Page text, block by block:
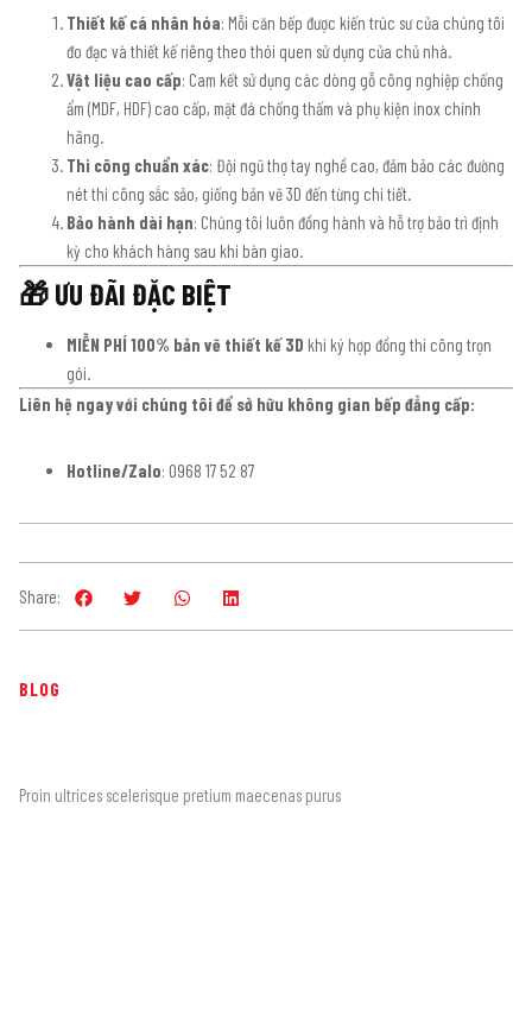
Thiết kế cá nhân hóa: Mỗi căn bếp được kiến trúc sư của chúng tôi
đo đạc và thiết kế riêng theo thói quen sử dụng của chủ nhà.
Vật liệu cao cấp: Cam kết sử dụng các dòng gỗ công nghiệp chống
ẩm (MDF, HDF) cao cấp, mặt đá chống thấm và phụ kiện inox chính
hãng.
Thi công chuẩn xác: Đội ngũ thợ tay nghề cao, đảm bảo các đường
nét thi công sắc sảo, giống bản vẽ 3D đến từng chi tiết.
Bảo hành dài hạn: Chúng tôi luôn đồng hành và hỗ trợ bảo trì định
kỳ cho khách hàng sau khi bàn giao.
🎁 ƯU ĐÃI ĐẶC BIỆT
MIỄN PHÍ 100% bản vẽ thiết kế 3D khi ký hợp đồng thi công trọn
gói.
Liên hệ ngay với chúng tôi để sở hữu không gian bếp đẳng cấp:
Hotline/Zalo: 0968 17 52 87
Share:
BLOG
Proin ultrices scelerisque pretium maecenas purus